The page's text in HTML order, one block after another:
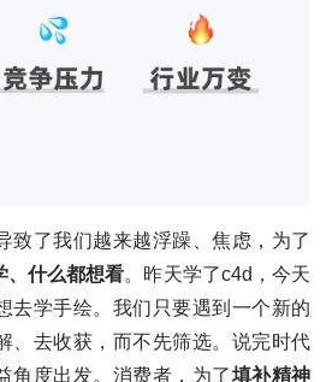
致了我们越来越浮躁、焦虑，为了
、什么都想看。昨天学了c4d，今天
去学手绘。我们只要遇到一个新的
、去收获，而不先筛选。说完时代
角度出发。消费者，为了填补精神